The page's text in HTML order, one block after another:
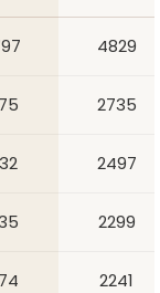
4829
2735
2497
2299
2241